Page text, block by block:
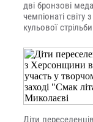
дві бронзові
чемпіонаті світу з
кульової стрільби
Діти